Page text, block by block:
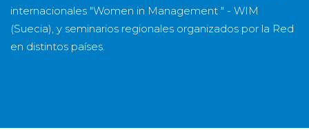
internacionales "Women in Management " - WIM
(Suecia), y seminarios regionales organizados por la Red
en distintos países.